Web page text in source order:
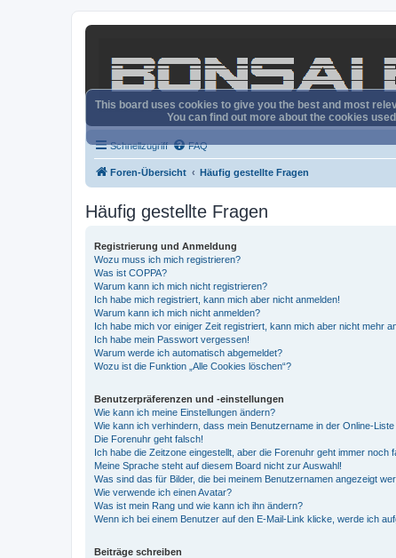
Schnellzugriff FAQ
Foren-Übersicht Häufig gestellte Fragen
Häufig gestellte Fragen
Registrierung und Anmeldung
Wozu muss ich mich registrieren?
Was ist COPPA?
Warum kann ich mich nicht registrieren?
Ich habe mich registriert, kann mich aber nicht anmelden!
Warum kann ich mich nicht anmelden?
Ich habe mich vor einiger Zeit registriert, kann mich aber nicht mehr
Ich habe mein Passwort vergessen!
Warum werde ich automatisch abgemeldet?
Wozu ist die Funktion „Alle Cookies löschen“?
Benutzerpräferenzen und -einstellungen
Wie kann ich meine Einstellungen ändern?
Wie kann ich verhindern, dass mein Benutzername in der Online-
Die Forenuhr geht falsch!
Ich habe die Zeitzone eingestellt, aber die Forenuhr geht immer noch
Meine Sprache steht auf diesem Board nicht zur Auswahl!
Was sind das für Bilder, die bei meinem Benutzernamen angezeigt
Wie verwende ich einen Avatar?
Was ist mein Rang und wie kann ich ihn ändern?
Wenn ich bei einem Benutzer auf den E-Mail-Link klicke, werde ich
Beiträge schreiben
This board uses cookies to give you the best and most
You can find out more about the cookies